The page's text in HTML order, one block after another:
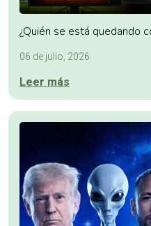
¿Quién se está quedando
06 de julio, 2026
Leer más